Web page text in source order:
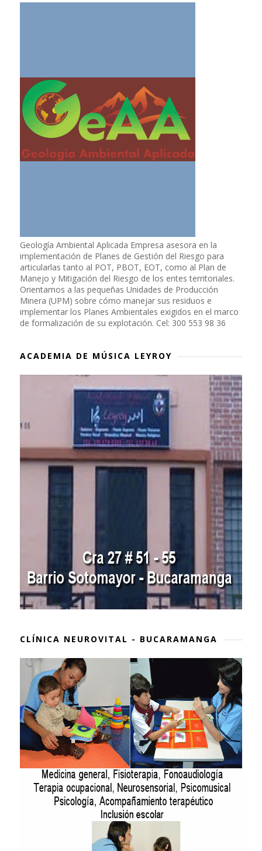
Geología Ambiental Aplicada Empresa asesora en la
implementación de Planes de Gestión del Riesgo para
articularlas tanto al POT, PBOT, EOT, como al Plan de
Manejo y Mitigación del Riesgo de los entes territoriales.
Orientamos a las pequeñas Unidades de Producción
Minera (UPM) sobre cómo manejar sus residuos e
implementar los Planes Ambientales exigidos en el marco
de formalización de su explotación. Cel: 300 553 98 36
ACADEMIA DE MÚSICA LEYROY
CLÍNICA NEUROVITAL - BUCARAMANGA